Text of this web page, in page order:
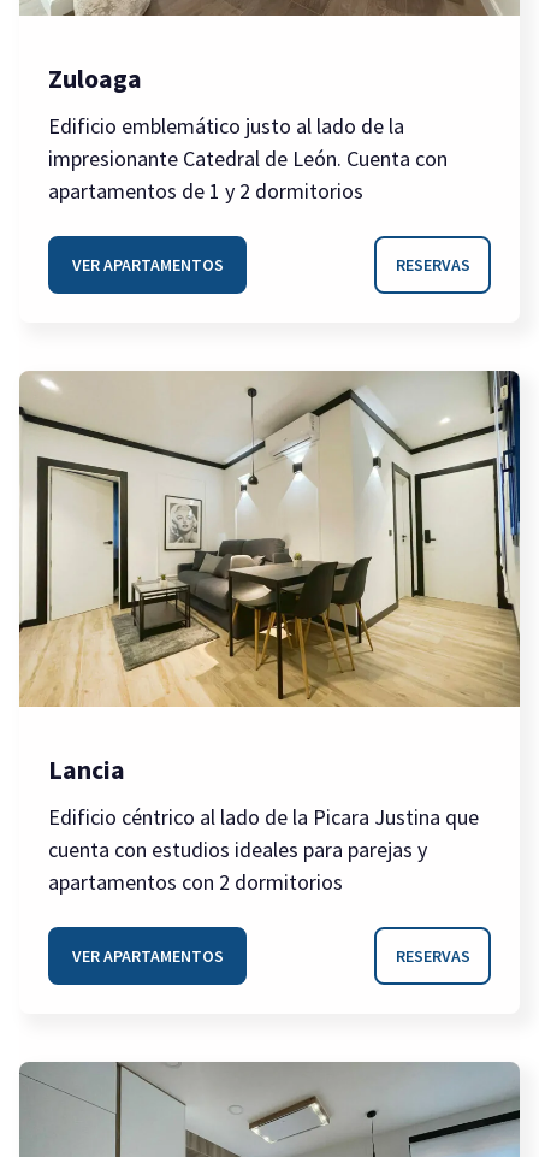
Zuloaga
Edificio emblemático justo al lado de la
impresionante Catedral de León. Cuenta con
apartamentos de 1 y 2 dormitorios
VER APARTAMENTOS RESERVAS
Lancia
Edificio céntrico al lado de la Picara Justina que
cuenta con estudios ideales para parejas y
apartamentos con 2 dormitorios
VER APARTAMENTOS RESERVAS